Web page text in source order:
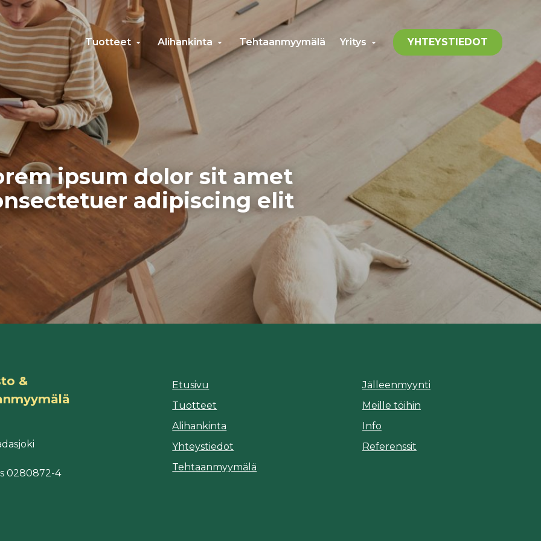
Tuotteet
alavalikko
Alihankinta
Avaa
alavalikko
Tehtaanmyymälä
Yritys
YHTEYSTIEDOT
ipsum dolor sit amet
adipiscing elit
&
0280872-4
Etusivu
Tuotteet
Alihankinta
Yhteystiedot
Tehtaanmyymälä
Jälleenmyynti
Meille töihin
Info
Referenssit